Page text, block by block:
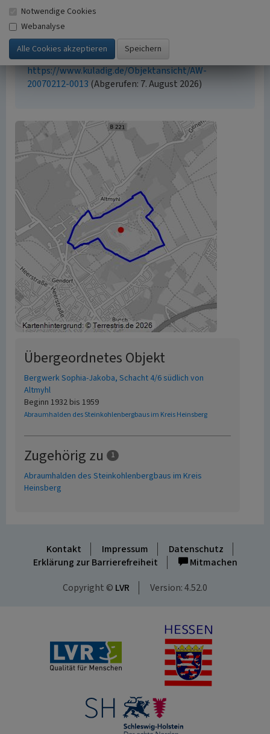
Bedingungen, die an diesen ausgewiesen sind.
Empfohlene Zitierweise
„Abraumhalde der Schachtanlage 4/6 westlich von
Altmyhl”. In: KuLaDig, Kultur.Landschaft.Digital. URL:
https://www.kuladig.de/Objektansicht/AW-
20070212-0013 (Abgerufen: 7. August 2026)
Übergeordnetes Objekt
Bergwerk Sophia-Jakoba, Schacht 4/6 südlich von
Altmyhl
Beginn 1932 bis 1959
Abraumhalden des Steinkohlenbergbaus im Kreis Heinsberg
Zugehörig zu 1
Abraumhalden des Steinkohlenbergbaus im Kreis
Heinsberg
Kontakt Impressum
Datenschutz
Erklärung zur Barrierefreiheit
Mitmachen
Copyright © LVR Version: 4.52.0
Notwendige Cookies
Webanalyse